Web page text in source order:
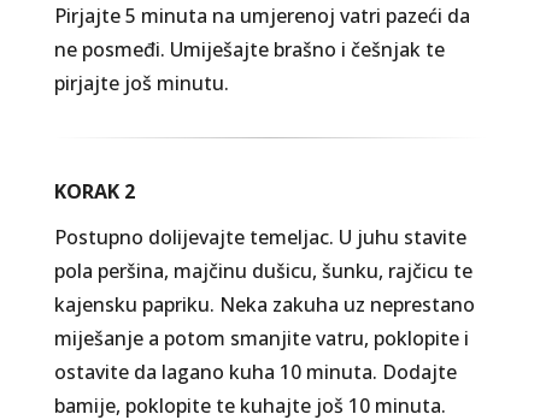
Pirjajte 5 minuta na umjerenoj vatri pazeći da
ne posmeđi. Umiješajte brašno i češnjak te
pirjajte još minutu.
KORAK 2
Postupno dolijevajte temeljac. U juhu stavite
pola peršina, majčinu dušicu, šunku, rajčicu te
kajensku papriku. Neka zakuha uz neprestano
miješanje a potom smanjite vatru, poklopite i
ostavite da lagano kuha 10 minuta. Dodajte
bamije, poklopite te kuhajte još 10 minuta.